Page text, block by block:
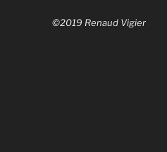
©2019 Renaud Vigier